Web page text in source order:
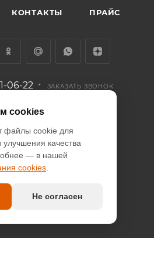
КОНТАКТЫ ПРАЙС
06-22 ЗАКАЗАТЬ ЗВОНОК
Союзный проспект, д.
Новогиреево
КОНФИДЕНЦИАЛЬНОСТИ
ПОЛИТИКА COOKIES
ДОГОВОР-ОФЕРТА
cookies
файлы cookie для
качества
— в нашей
cookies
Не согласен